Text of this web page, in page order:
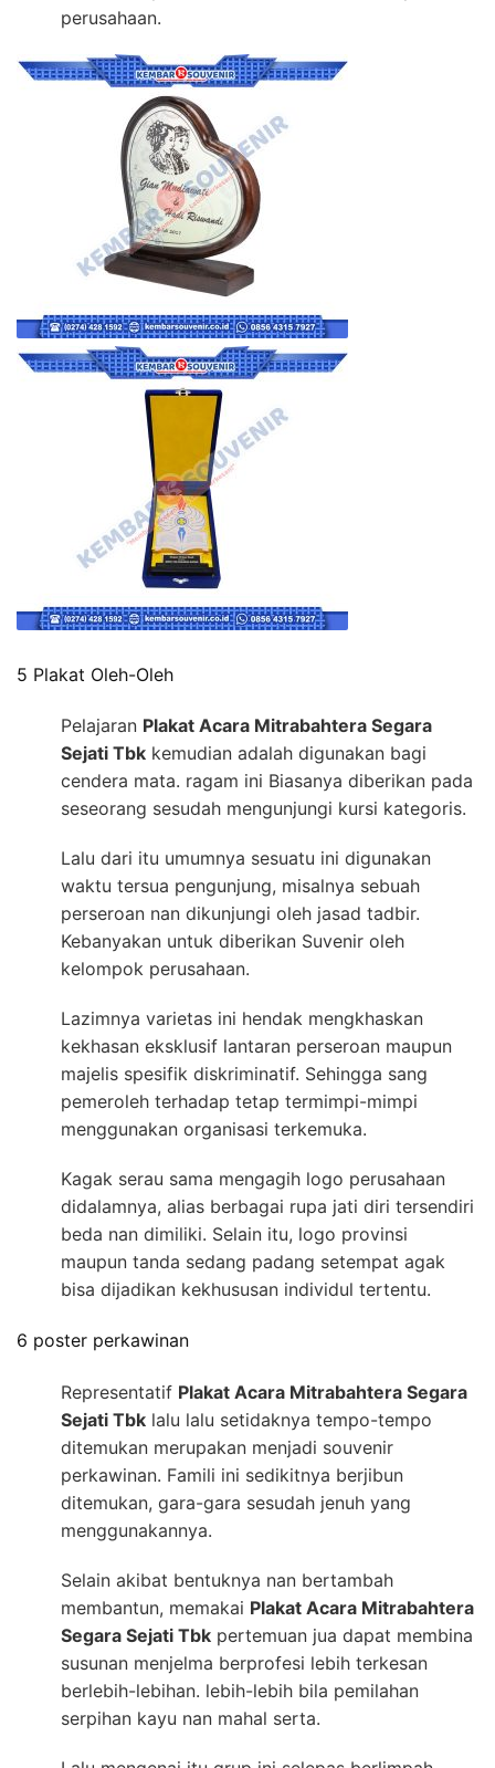
perusahaan.
5 Plakat Oleh-Oleh
Pelajaran Plakat Acara Mitrabahtera Segara
Sejati Tbk kemudian adalah digunakan bagi
cendera mata. ragam ini Biasanya diberikan pada
seseorang sesudah mengunjungi kursi kategoris.
Lalu dari itu umumnya sesuatu ini digunakan
waktu tersua pengunjung, misalnya sebuah
perseroan nan dikunjungi oleh jasad tadbir.
Kebanyakan untuk diberikan Suvenir oleh
kelompok perusahaan.
Lazimnya varietas ini hendak mengkhaskan
kekhasan eksklusif lantaran perseroan maupun
majelis spesifik diskriminatif. Sehingga sang
pemeroleh terhadap tetap termimpi-mimpi
menggunakan organisasi terkemuka.
Kagak serau sama mengagih logo perusahaan
didalamnya, alias berbagai rupa jati diri tersendiri
beda nan dimiliki. Selain itu, logo provinsi
maupun tanda sedang padang setempat agak
bisa dijadikan kekhususan individul tertentu.
6 poster perkawinan
Representatif Plakat Acara Mitrabahtera Segara
Sejati Tbk lalu lalu setidaknya tempo-tempo
ditemukan merupakan menjadi souvenir
perkawinan. Famili ini sedikitnya berjibun
ditemukan, gara-gara sesudah jenuh yang
menggunakannya.
Selain akibat bentuknya nan bertambah
membantun, memakai Plakat Acara Mitrabahtera
Segara Sejati Tbk pertemuan jua dapat membina
susunan menjelma berprofesi lebih terkesan
berlebih-lebihan. lebih-lebih bila pemilahan
serpihan kayu nan mahal serta.